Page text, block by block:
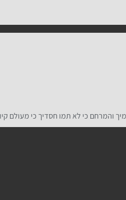
והמרחם כי לא תמו חסדיך כי מעולם